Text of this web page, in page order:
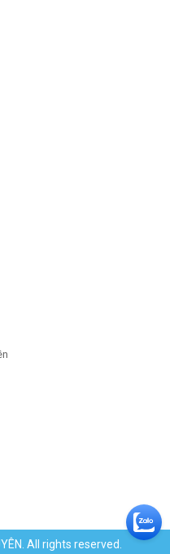
All rights reserved.